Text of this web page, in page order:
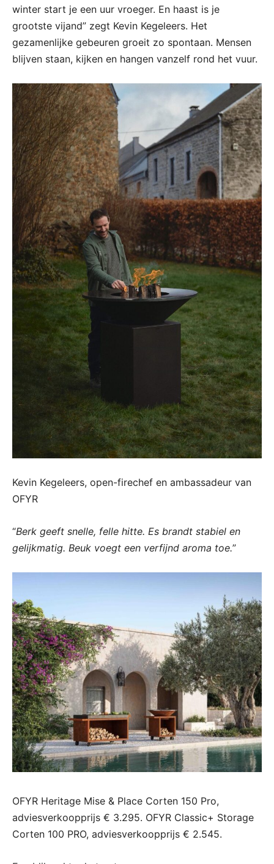
winter start je een uur vroeger. En haast is je
grootste vijand” zegt Kevin Kegeleers. Het
gezamenlijke gebeuren groeit zo spontaan. Mensen
blijven staan, kijken en hangen vanzelf rond het vuur.
Kevin Kegeleers, open-firechef en ambassadeur van
OFYR
“Berk geeft snelle, felle hitte. Es brandt stabiel en
gelijkmatig. Beuk voegt een verfijnd aroma toe.”
OFYR Heritage Mise & Place Corten 150 Pro,
adviesverkoopprijs € 3.295. OFYR Classic+ Storage
Corten 100 PRO, adviesverkoopprijs € 2.545.